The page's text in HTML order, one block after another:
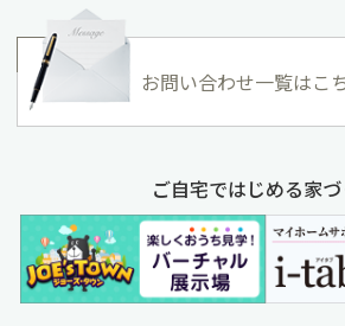
お問い合わせ一覧はこ
ご自宅ではじめる家づ